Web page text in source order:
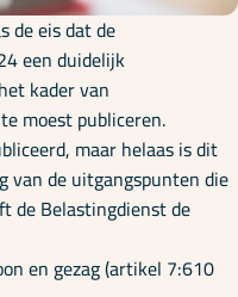
de eis dat de
een duidelijk
kader van
moest publiceren.
maar helaas is dit
van de uitgangspunten die
de Belastingdienst de
en gezag (artikel 7:610